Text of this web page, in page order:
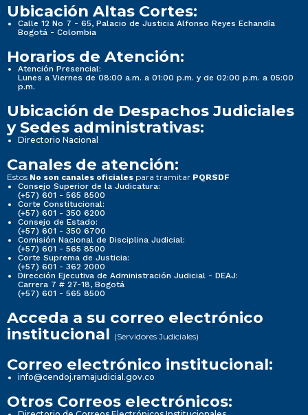
Ubicación Altas Cortes:
Calle 12 No 7 - 65, Palacio de Justicia Alfonso Reyes Echandía
Bogotá - Colombia
Horarios de Atención:
Atención Presencial:
Lunes a Viernes de 08:00 a.m. a 01:00 p.m. y de 02:00 p.m. a 05:00
p.m.
Ubicación de Despachos Judiciales
y Sedes administrativas:
Directorio Nacional
Canales de atención:
Estos No son canales oficiales para tramitar PQRSDF
Consejo Superior de la Judicatura:
(+57) 601 - 565 8500
Corte Constitucional:
(+57) 601 - 350 6200
Consejo de Estado:
(+57) 601 - 350 6700
Comisión Nacional de Disciplina Judicial:
(+57) 601 - 565 8500
Corte Suprema de Justicia:
(+57) 601 - 362 2000
Dirección Ejecutiva de Administración Judicial - DEAJ:
Carrera 7 # 27-18, Bogotá
(+57) 601 - 565 8500
Acceda a su correo electrónico
institucional (Servidores Judiciales)
Correo electrónico institucional:
info@cendoj.ramajudicial.gov.co
Otros Correos electrónicos: